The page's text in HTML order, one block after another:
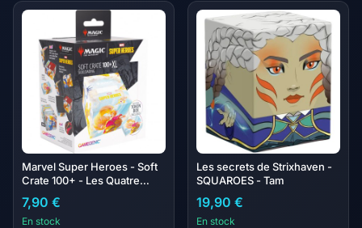
Marvel Super Heroes - Soft
Crate 100+ - Les Quatre
7,90 €
En stock
Les secrets de Strixhaven -
SQUAROES - Tam
19,90 €
En stock